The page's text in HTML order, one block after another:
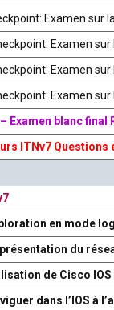
Examen
Examen sur
Examen
Examen
Examen blanc final
ITNv7 Questions
en mode
du
de Cisco IOS
dans l’IOS à